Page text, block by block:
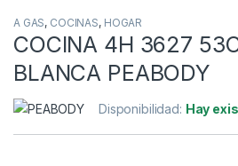
A GAS, COCINAS, HOGAR
COCINA 4H 3627
BLANCA PEABODY
Disponibilidad: Hay